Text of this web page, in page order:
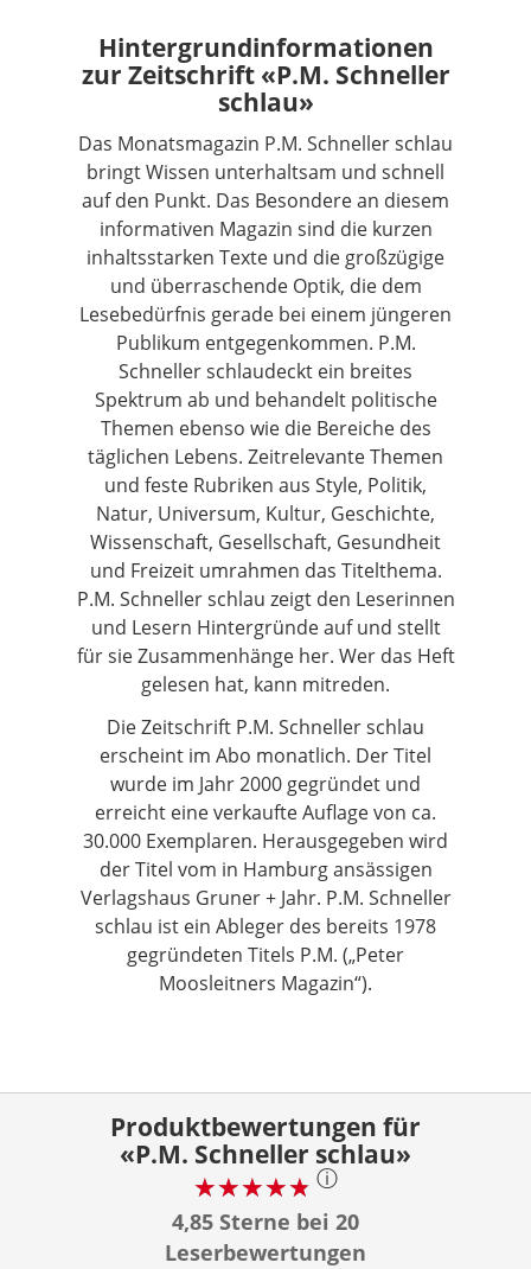
Hintergrundinformationen
zur Zeitschrift «P.M. Schneller
schlau»
Das Monatsmagazin P.M. Schneller schlau
bringt Wissen unterhaltsam und schnell
auf den Punkt. Das Besondere an diesem
informativen Magazin sind die kurzen
inhaltsstarken Texte und die großzügige
und überraschende Optik, die dem
Lesebedürfnis gerade bei einem jüngeren
Publikum entgegenkommen. P.M.
Schneller schlaudeckt ein breites
Spektrum ab und behandelt politische
Themen ebenso wie die Bereiche des
täglichen Lebens. Zeitrelevante Themen
und feste Rubriken aus Style, Politik,
Natur, Universum, Kultur, Geschichte,
Wissenschaft, Gesellschaft, Gesundheit
und Freizeit umrahmen das Titelthema.
P.M. Schneller schlau zeigt den Leserinnen
und Lesern Hintergründe auf und stellt
für sie Zusammenhänge her. Wer das Heft
gelesen hat, kann mitreden.
Die Zeitschrift P.M. Schneller schlau
erscheint im Abo monatlich. Der Titel
wurde im Jahr 2000 gegründet und
erreicht eine verkaufte Auflage von ca.
30.000 Exemplaren. Herausgegeben wird
der Titel vom in Hamburg ansässigen
Verlagshaus Gruner + Jahr. P.M. Schneller
schlau ist ein Ableger des bereits 1978
gegründeten Titels P.M. („Peter
Moosleitners Magazin“).
Produktbewertungen für
«P.M. Schneller schlau»
ⓘ
4,85 Sterne bei 20
Leserbewertungen